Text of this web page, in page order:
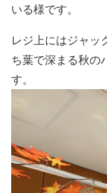
いる様です。
レジ上にはジャッ
ち葉で深まる秋の
す。